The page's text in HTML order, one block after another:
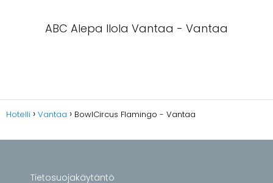
ABC Alepa Ilola Vantaa - Vantaa
Hotelli Vantaa BowlCircus Flamingo - Vantaa
Tietosuojakäytäntö